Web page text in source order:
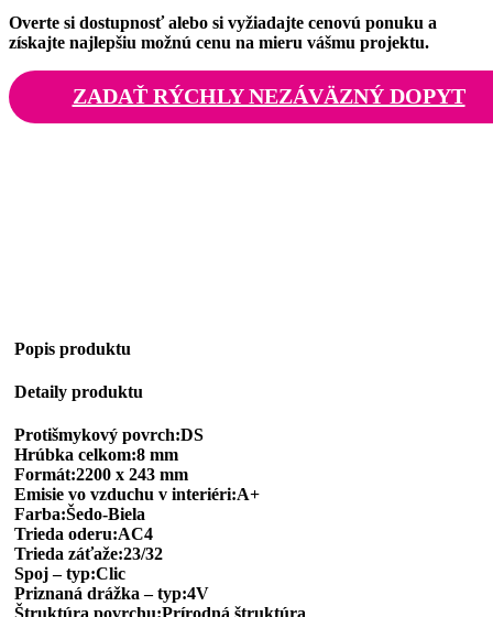
Overte si dostupnosť alebo si vyžiadajte cenovú ponuku a
získajte najlepšiu možnú cenu na mieru vášmu projektu.
ZADAŤ RÝCHLY NEZÁVÄZNÝ DOPYT
Popis produktu
Detaily produktu
Protišmykový povrch:DS
Hrúbka celkom:8 mm
Formát:2200 x 243 mm
Emisie vo vzduchu v interiéri:A+
Farba:Šedo-Biela
Trieda oderu:AC4
Trieda záťaže:23/32
Spoj – typ:Clic
Priznaná drážka – typ:4V